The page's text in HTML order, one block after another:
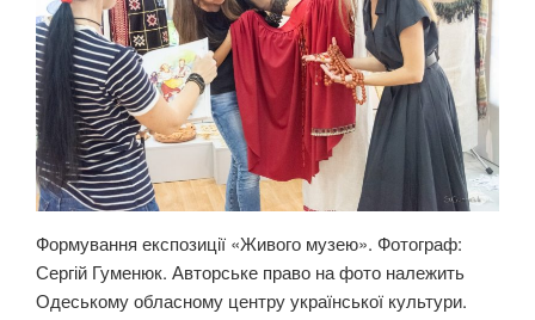
Формування експозиції «Живого музею». Фотограф:
Сергій Гуменюк. Авторське право на фото належить
Одеському обласному центру української культури.